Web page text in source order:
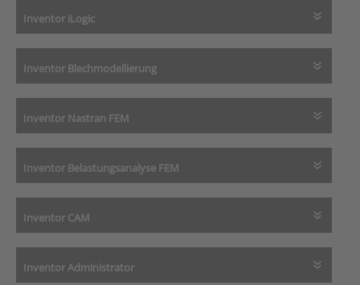
Inventor iLogic
Inventor Blechmodellierung
Inventor Nastran FEM
Inventor Belastungsanalyse FEM
Inventor CAM
Inventor Administrator